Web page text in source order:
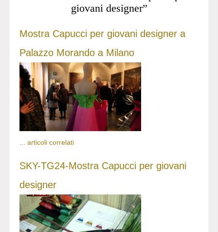
giovani designer”
Mostra Capucci per giovani designer a
Palazzo Morando a Milano
articoli correlati
SKY-TG24-Mostra Capucci per giovani
designer